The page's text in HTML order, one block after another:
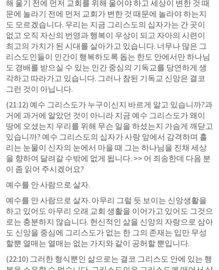
해 울기 전에 먼저 교회를 위해 울어야 하고 세상이 변한 것 때
문에 놀라기 전에 먼저 교회가 변한 것 때문에 놀라야 하는지
도 모르겠습니다. 우리는 지금 그리스도의 십자가는 간 곳이
없고 오직 자신의 번영과 행복이 우상이 되고 자아의 시련이
최고의 가치가 된 시대를 살아가고 있습니다. 너무나 많은 그
리스도인들이 인간이 행복하도록 돕는 한도 안에서만 하나님
도 경배를 받으실 수 있는 인간 중심의 기독교를 당연하게 생
각하고 따라가고 있습니다. 그러나 참된 기독교 신앙은 결코
그런 것이 아닙니다.
(21:12) 예수 그리스도가 누구이신지 바르게 알고 있습니까?과
거에 과거에 알았던 것이 아니라 지금 예수 그리스도가 왜이
땅에 오셨는지 우리를 위해 무슨 일을 하셨는지 가슴게 깨닫고
있습니까? 예수 그리스도의 십자가 사랑 앞에서 감격하며 흘
리는 눈물이 신자의 눈에서 마을 때 그는 하나님을 진채 세상
을 향하여 달려갈 수밖에 없게 됩니다. >> 어 죄송한데 다음 분
이 좀 읽어 주시겠어요?
예수를 안 사람으로 살자.
예수를 안 사람으로 살자. 아무리 그럴 듯 보이는 신앙생활을
하고 있어도 아무리 오래 교회 생활을 이어가고 있어도 그것으
로는 충분하지 않습니다. 헌신적인 삶을 신앙의 자랑으로 삼아
도 신앙을 중심에 그리스도가 없는 한 그의 존재는 입만 무성
할뿐 열매는 열매는 없는 가지와 같이 공허할 뿐입니다.
(22:10) 그러한 형식뿐인 삶으로는 결코 그리스도 안에 있는 행